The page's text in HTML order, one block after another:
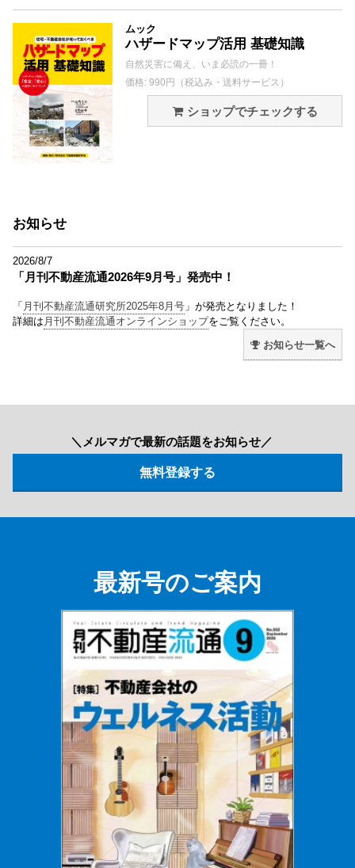
ムック
ハザードマップ活用 基礎知識
自然災害に備え、いま必読の一冊！
価格: 990円（税込み・送料サービス）
ショップでチェックする
お知らせ
2026/8/7
「月刊不動産流通2026年9月号」発売中！
「 月刊不動産流通研究所2025年8月号 」が発売となりました！
詳細は 月刊不動産流通オンラインショップをご覧ください。
お知らせ一覧へ
＼メルマガで最新の話題をお知らせ／
最新号のご案内